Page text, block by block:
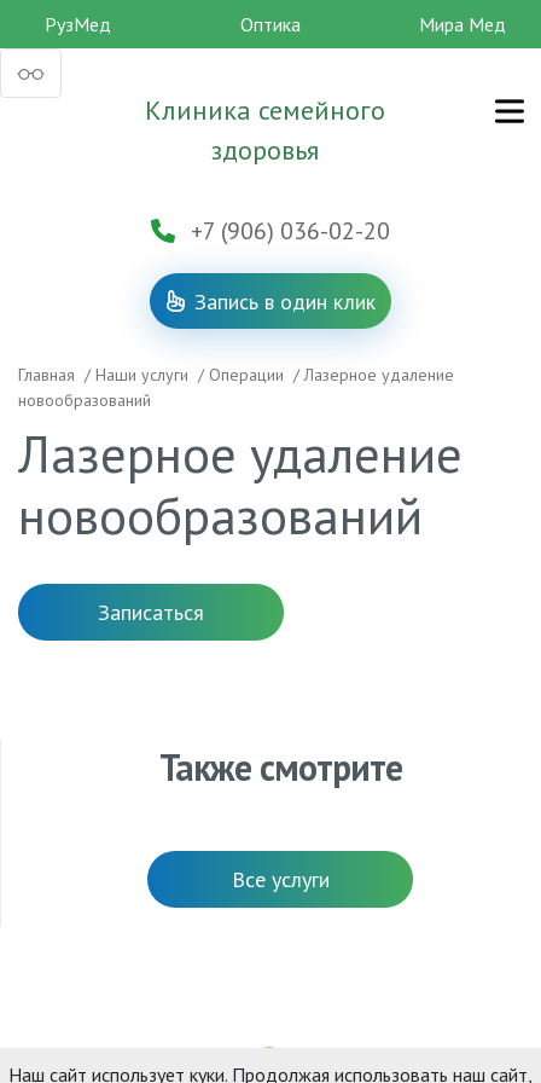
Наш сайт использует куки. Продолжая использовать наш сайт,
РузМед Оптика Мира Мед
Клиника семейного
здоровья
+7 (906) 036-02-20
Запись в один клик
Главная /Наши услуги / Операции /Лазерное удаление
новообразований
Лазерное удаление
новообразований
Записаться
Также смотрите
Все услуги